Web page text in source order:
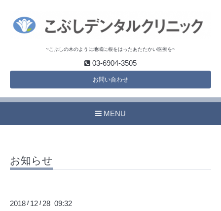
~こぶしの木のように地域に根をはったあたたかい医療を~
03-6904-3505
お問い合わせ
MENU
お知らせ
2018 / 12 / 28 09:32